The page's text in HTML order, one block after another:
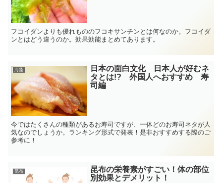
フコイダンよりも優れもののフコキサンチンとは何なのか。フコイダ
ンとはどう違うのか。効果効能まとめてあります。
海藻
日本の面白文化 日本人が好むネ
タとは!? 外国人へおすすめ 寿
司編
今ではたくさんの種類があるお寿司ですが、一体どのお寿司ネタが人
気なのでしょうか。ランキング形式で発表！是非おすすめする際のご
参考に！
昆布
昆布の栄養素がすごい！体の部位
別効果とデメリット！